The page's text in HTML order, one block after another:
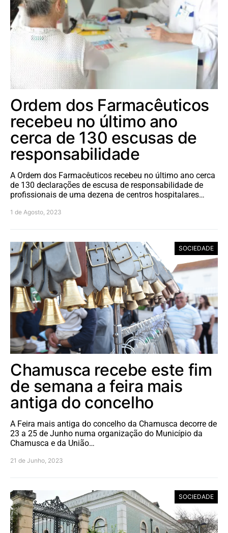
Ordem dos Farmacêuticos
recebeu no último ano
cerca de 130 escusas de
responsabilidade
A Ordem dos Farmacêuticos recebeu no último ano cerca
de 130 declarações de escusa de responsabilidade de
profissionais de uma dezena de centros hospitalares…
1 de Agosto, 2023
SOCIEDADE
Chamusca recebe este fim
de semana a feira mais
antiga do concelho
A Feira mais antiga do concelho da Chamusca decorre de
23 a 25 de Junho numa organização do Município da
Chamusca e da União…
21 de Junho, 2023
SOCIEDADE